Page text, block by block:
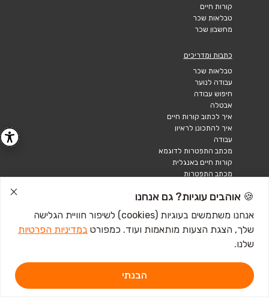
קורות חיים
טבלאות שכר
מחשבון שכר
כתבות ומדריכים
טבלאות שכר
עבודה לנוער
חיפוש עבודה
אבטלה
איך לכתוב קורות חיים
איך להתכונן לראיון
עבודה
מכתב התפטרות לדוגמא
קורות חיים באנגלית
מכתב התפטרות
אתר זה מוגן באמצעות Google reCAPTCHA ומחוייב ל- מדיניות הפרטיותוכןתנאי השירותשל Google
🍪 אוהבים עוגיות? גם אנחנו
אנחנו משתמשים בעוגיות (cookies) לשיפור חוויית הגלישה
שלך, הצגת הצעות מותאמות ועוד. כמפורט במדיניות הפרטיות
שלנו.
הבנתי